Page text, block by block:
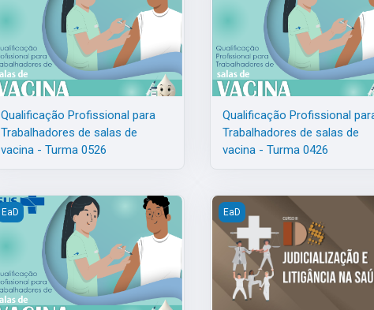
Qualificação Profissional para
Trabalhadores de salas de
vacina - Turma 0526
Qualificação Profissional
Trabalhadores de salas de
vacina - Turma 0426
salas de vacina - Turma 0226
Profissional para Trabalhadores de salas de vacina - Turma
EaD Curso 03 Judicialização e
EaD